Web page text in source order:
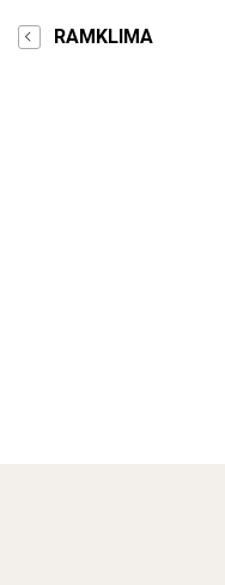
RAMKLIMA